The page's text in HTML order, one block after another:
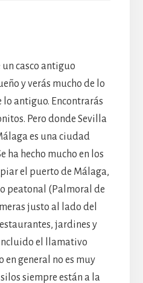
casco antiguo
y verás mucho de lo
antiguo. Encontrarás
Pero donde Sevilla
es una ciudad
ha hecho mucho en los
el puerto de Málaga,
peatonal (Palmoral de
justo al lado del
jardines y
el llamativo
en general no es muy
siempre están a la